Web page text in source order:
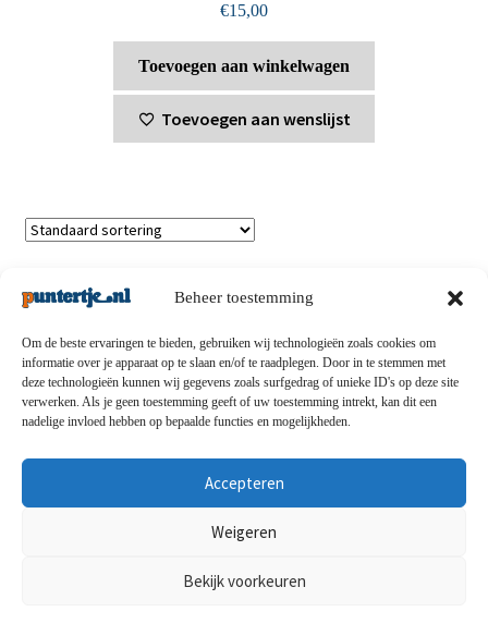
Beheer toestemming
Om de beste ervaringen te bieden, gebruiken wij technologieën zoals cookies om
informatie over je apparaat op te slaan en/of te raadplegen. Door in te stemmen met
deze technologieën kunnen wij gegevens zoals surfgedrag of unieke ID's op deze site
verwerken. Als je geen toestemming geeft of uw toestemming intrekt, kan dit een
nadelige invloed hebben op bepaalde functies en mogelijkheden.
Accepteren
Weigeren
Bekijk voorkeuren
€15,00
Toevoegen aan winkelwagen
Toevoegen aan wenslijst
Privacybeleid-Verzending en retouren-Algemene
voorwaarden-Disclaimert-Betaalmethoden-Over ons
Contact